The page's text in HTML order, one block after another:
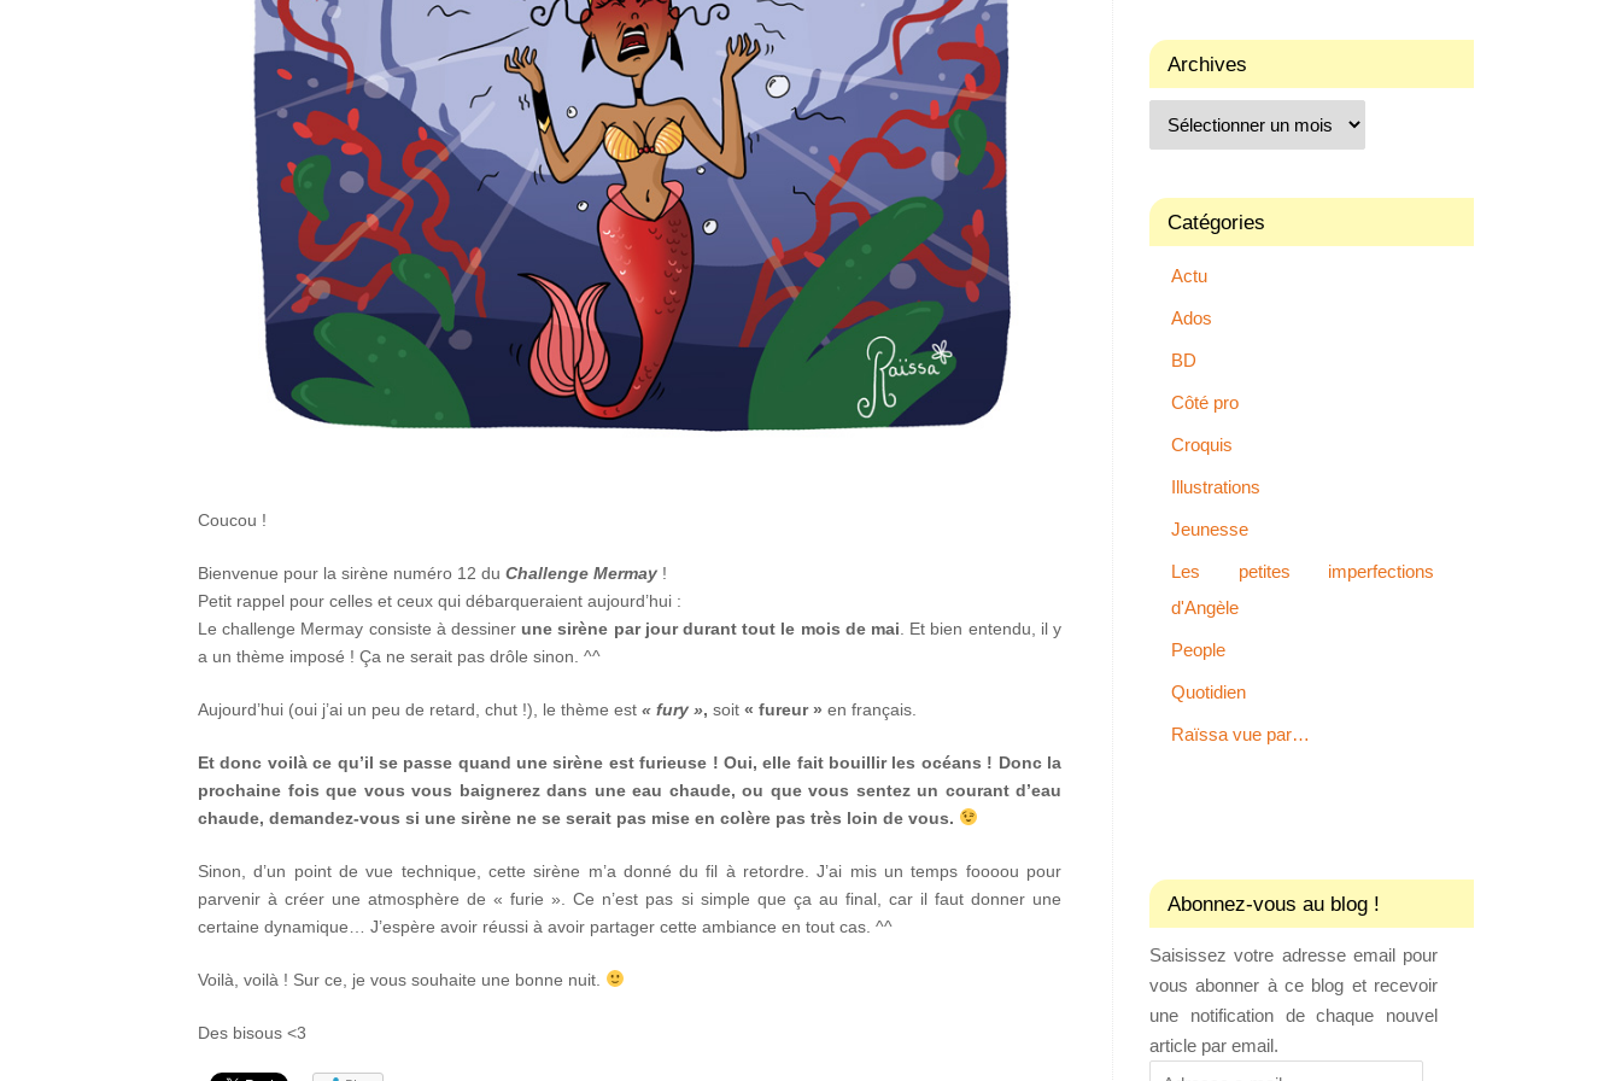
Coucou !
Bienvenue pour la sirène numéro 12 du Challenge Mermay !
Petit rappel pour celles et ceux qui débarqueraient aujourd’hui :
Le challenge Mermay consiste à dessiner une sirène par jour durant tout le mois de mai . Et bien entendu, il y
a un thème imposé ! Ça ne serait pas drôle sinon. ^^
Aujourd’hui (oui j’ai un peu de retard, chut !), le thème est « fury », soit « fureur » en français.
Et donc voilà ce qu’il se passe quand une sirène est furieuse ! Oui, elle fait bouillir les océans ! Donc la
prochaine fois que vous vous baignerez dans une eau chaude, ou que vous sentez un courant d’eau
chaude, demandez-vous si une sirène ne se serait pas mise en colère pas très loin de vous.
Sinon, d’un point de vue technique, cette sirène m’a donné du fil à retordre. J’ai mis un temps foooou pour
parvenir à créer une atmosphère de « furie ». Ce n’est pas si simple que ça au final, car il faut donner une
certaine dynamique… J’espère avoir réussi à avoir partager cette ambiance en tout cas. ^^
Voilà, voilà ! Sur ce, je vous souhaite une bonne nuit.
Des bisous <3
Archives
Catégories
Actu
Ados
BD
Côté pro
Croquis
Illustrations
Jeunesse
Les petites imperfections
d'Angèle
People
Quotidien
Raïssa vue par…
Abonnez-vous au blog !
Saisissez votre adresse email pour
vous abonner à ce blog et recevoir
une notification de chaque nouvel
article par email.
Adresse